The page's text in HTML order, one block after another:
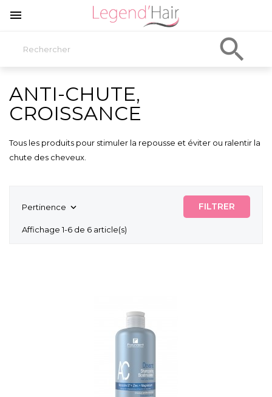


ANTI-CHUTE,
CROISSANCE
Tous les produits pour stimuler la repousse et éviter ou ralentir la
chute des cheveux.
Pertinence  FILTRER
Affichage 1-6 de 6 article(s)